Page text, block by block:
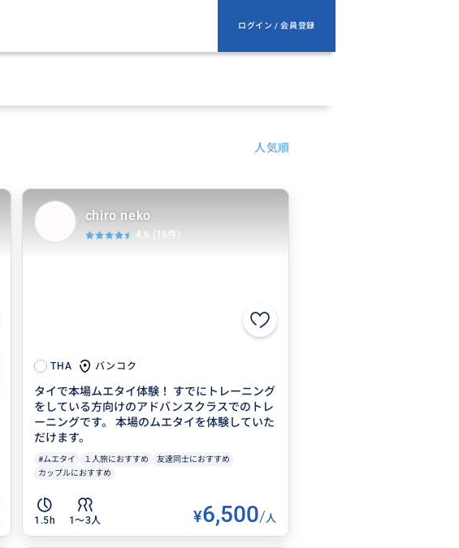
ログイン / 会員登録
人気順
THA バンコク
タイで本場ムエタイ体験！ すでにトレーニング
をしている方向けのアドバンスクラスでのトレ
ーニングです。 本場のムエタイを体験していた
だけます。
#ムエタイ １人旅におすすめ
友達同士におすすめ
カップルにおすすめ
1.5h 1〜3人 ¥6,500/人
chiro neko
4.6 (16件)